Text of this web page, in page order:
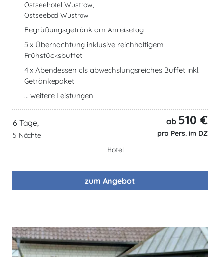
Ostseehotel Wustrow,
Ostseebad Wustrow
Begrüßungsgetränk am Anreisetag
5 x Übernachtung inklusive reichhaltigem
Frühstücksbuffet
4 x Abendessen als abwechslungsreiches Buffet inkl.
Getränkepaket
... weitere Leistungen
6 Tage,
5 Nächte
ab 510 €
pro Pers. im DZ
Hotel
zum Angebot